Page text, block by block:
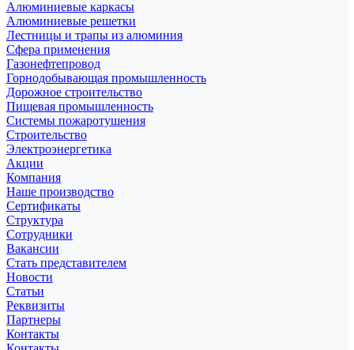
Алюминиевые каркасы
Алюминиевые решетки
Лестницы и трапы из алюминия
Сфера применения
Газонефтепровод
Горнодобывающая промышленность
Дорожное строительство
Пищевая промышленность
Системы пожаротушения
Строительство
Электроэнергетика
Акции
Компания
Наше производство
Сертификаты
Структура
Сотрудники
Вакансии
Стать представителем
Новости
Статьи
Реквизиты
Партнеры
Контакты